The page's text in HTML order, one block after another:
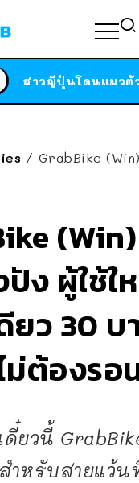
/ GrabBike (Win) คัมแบ็กอย่างปัง ผู้ใช้ใหม่
ง ผู้ใช้ใ
ยว 30
ม่ต้องรอ
ยวนี้
ำหรับสายแว้น